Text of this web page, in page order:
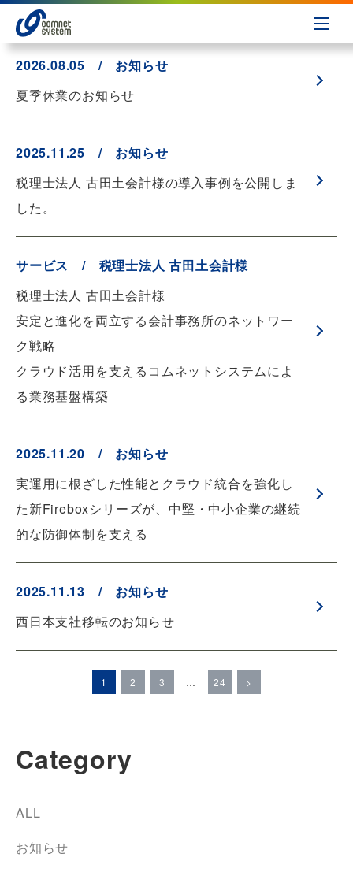
2026.08.05 / お知らせ
夏季休業のお知らせ
2025.11.25 / お知らせ
税理士法人 古田土会計様の導入事例を公開しま
した。
サービス / 税理士法人 古田土会計様
税理士法人 古田土会計様
安定と進化を両立する会計事務所のネットワー
ク戦略
クラウド活用を支えるコムネットシステムによ
る業務基盤構築
2025.11.20 / お知らせ
実運用に根ざした性能とクラウド統合を強化し
た新Fireboxシリーズが、中堅・中小企業の継続
的な防御体制を支える
2025.11.13 / お知らせ
西日本支社移転のお知らせ
1 2 3 … 24 >
Category
ALL
お知らせ